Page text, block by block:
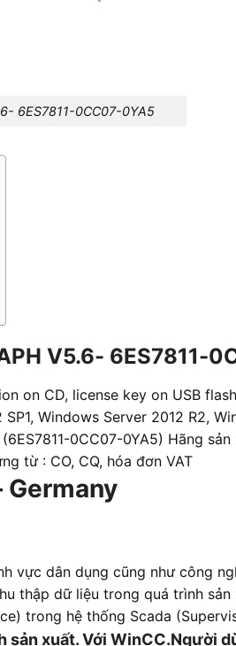
6ES7811-0CC07-0YA5
V5.6- 6ES7811-
on CD, license key on USB
Windows Server 2012 R2,
0CC07-0YA5) Hãng
từ : CO, CQ, hóa đơn VAT
Germany
vực dân dụng cũng như công
thập dữ liệu trong quá trình
trong hệ thống Scada
xuất. Với WinCC.Người